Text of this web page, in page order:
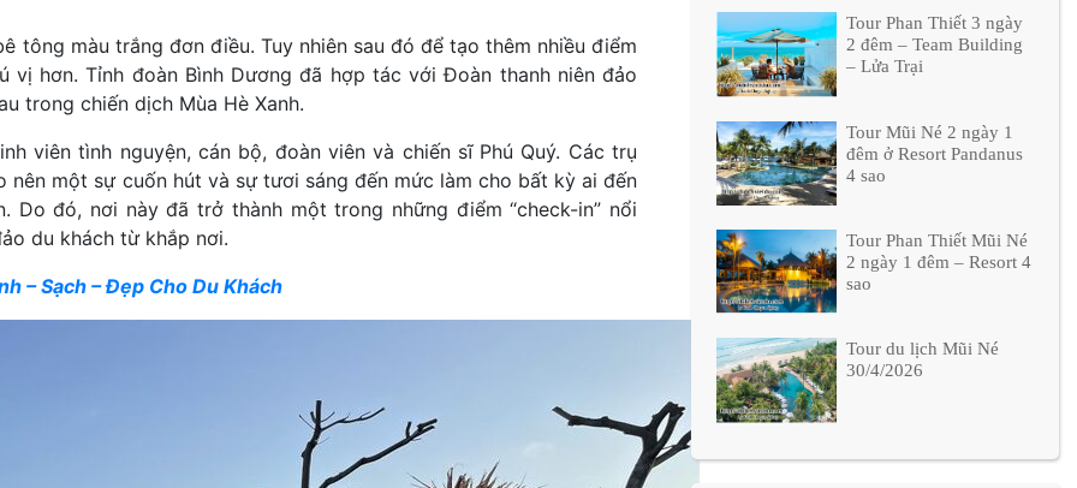
tông màu trắng đơn điều. Tuy nhiên sau đó để tạo thêm nhiều điểm
hơn. Tỉnh đoàn Bình Dương đã hợp tác với Đoàn thanh niên đảo
trong chiến dịch Mùa Hè Xanh.
viên tình nguyện, cán bộ, đoàn viên và chiến sĩ Phú Quý. Các trụ
một sự cuốn hút và sự tươi sáng đến mức làm cho bất kỳ ai đến
đó, nơi này đã trở thành một trong những điểm “check-in” nổi
du khách từ khắp nơi.
– Sạch – Đẹp Cho Du Khách
Tour Phan Thiết 3 ngày
2 đêm – Team Building
– Lửa Trại
Tour Mũi Né 2 ngày 1
đêm ở Resort Pandanus
4 sao
Tour Phan Thiết Mũi Né
2 ngày 1 đêm – Resort 4
sao
Tour du lịch Mũi Né
30/4/2026